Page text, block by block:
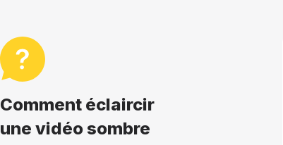
Comment éclaircir
une vidéo sombre